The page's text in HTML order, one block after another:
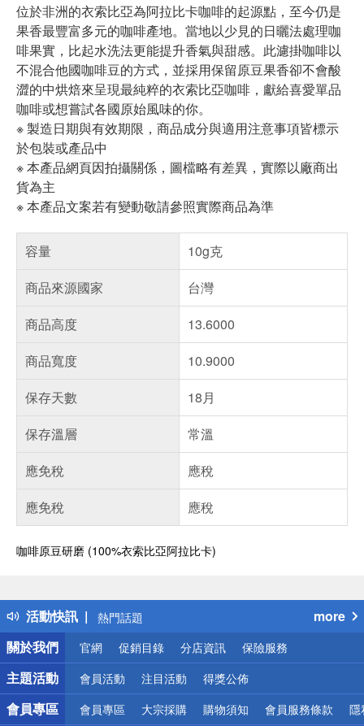
位於非洲的衣索比亞為阿拉比卡咖啡的起源點，至今仍是
果香最豐富多元的咖啡產地。當地以少見的日曬法處理咖
啡果實，比起水洗法更能提升香氣與甜感。此濾掛咖啡以
不混合他國咖啡豆的方式，並採用保留原豆果香卻不會酸
澀的中烘焙來呈現最純粹的衣索比亞咖啡，獻給喜愛單品
咖啡或想嘗試各國原始風味的你。
※ 製造日期與有效期限，商品成分與適用注意事項皆標示
於包裝或產品中
※ 本產品網頁因拍攝關係，圖檔略有差異，實際以廠商出
貨為主
※ 本產品文案若有變動敬請參照實際商品為準
容量
10g克
商品來源國家
台灣
商品高度
13.6000
商品寬度
10.9000
保存天數
18月
保存溫層
常溫
應免稅
應稅
應免稅
應稅
咖啡原豆研磨 (100%衣索比亞阿拉比卡)
活動快訊
得獎公告
熱門話題
銀行優惠
偏遠地區配送
詐騙網頁！請小心！
more
關於我們
官網 促銷目錄 分店資訊 保險服務
主題活動 會員活動 注目活動 得獎公佈
會員專區 會員專區 大宗採購 購物須知 會員服務條款 隱